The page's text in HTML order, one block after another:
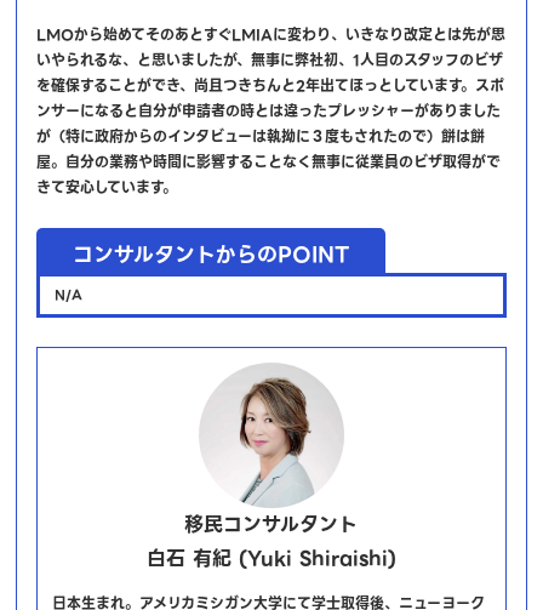
LMOから始めてそのあとすぐLMIAに変わり、いきなり改定とは先が思
いやられるな、と思いましたが、無事に弊社初、1人目のスタッフのビザ
を確保することができ、尚且つきちんと2年出てほっとしています。スポ
ンサーになると自分が申請者の時とは違ったプレッシャーがありました
が（特に政府からのインタビューは執拗に３度もされたので）餅は餅
屋。自分の業務や時間に影響することなく無事に従業員のビザ取得がで
きて安心しています。
コンサルタントからのPOINT
N/A
移民コンサルタント
白石 有紀 (Yuki Shiraishi)
日本生まれ。アメリカミシガン大学にて学士取得後、ニューヨーク